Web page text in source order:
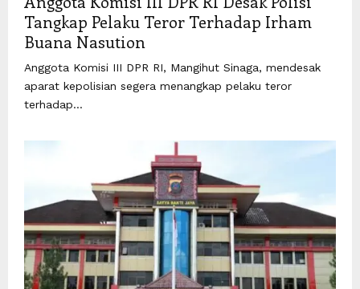
Tangkap Pelaku Teror Terhadap Irham
Buana Nasution
Anggota Komisi III DPR RI, Mangihut Sinaga, mendesak
aparat kepolisian segera menangkap pelaku teror
terhadap...